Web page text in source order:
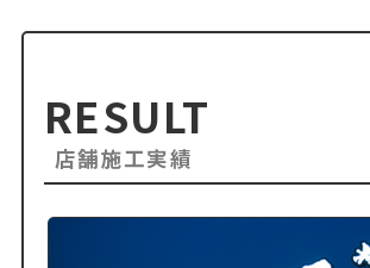
RESULT
店舗施工実績